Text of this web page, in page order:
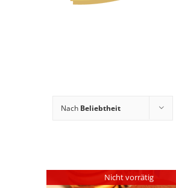
Nach Beliebtheit
Nicht vorrätig